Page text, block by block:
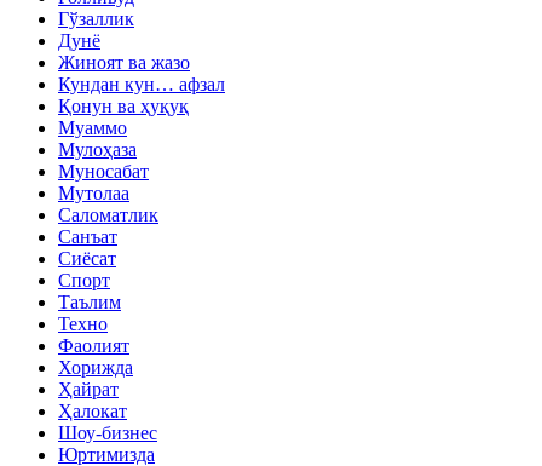
Гўзаллик
Дунё
Жиноят ва жазо
Кундан кун… афзал
Қонун ва ҳуқуқ
Муаммо
Мулоҳаза
Муносабат
Мутолаа
Саломатлик
Санъат
Сиёсат
Спорт
Таълим
Техно
Фаолият
Хорижда
Ҳайрат
Ҳалокат
Шоу-бизнес
Юртимизда